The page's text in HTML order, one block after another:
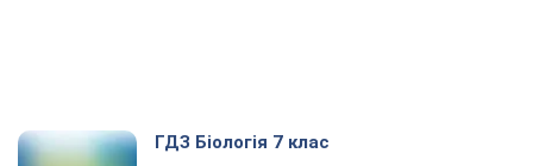
ГДЗ Біологія 7 клас